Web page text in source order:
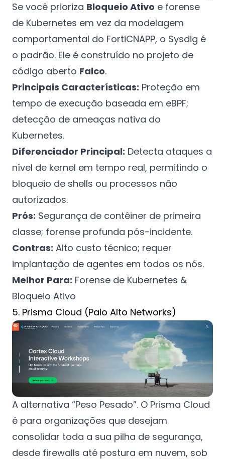
Se você prioriza Bloqueio Ativo e forense
de Kubernetes em vez da modelagem
comportamental do FortiCNAPP, o Sysdig é
o padrão. Ele é construído no projeto de
código aberto Falco.
Principais Características: Proteção em
tempo de execução baseada em eBPF;
detecção de ameaças nativa do
Kubernetes.
Diferenciador Principal: Detecta ataques a
nível de kernel em tempo real, permitindo o
bloqueio de shells ou processos não
autorizados.
Prós: Segurança de contêiner de primeira
classe; forense profunda pós-incidente.
Contras: Alto custo técnico; requer
implantação de agentes em todos os nós.
Melhor Para: Forense de Kubernetes &
Bloqueio Ativo
5. Prisma Cloud (Palo Alto Networks)
A alternativa “Peso Pesado”. O Prisma Cloud
é para organizações que desejam
consolidar toda a sua pilha de segurança,
desde firewalls até postura em nuvem, sob